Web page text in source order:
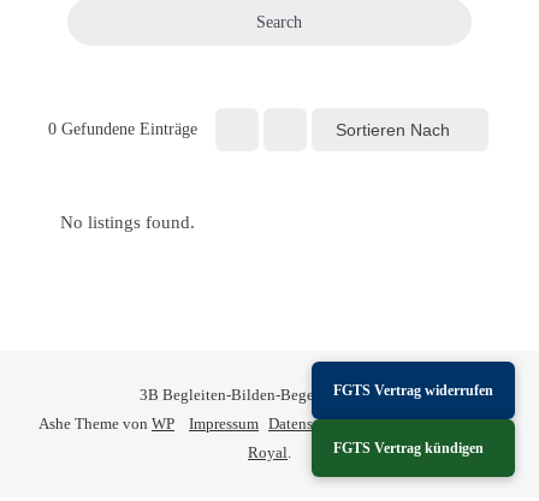
Search
0 Gefundene Einträge Sortieren Nach
No listings found.
3B Begleiten-Bilden-Begegnen © 2026
Impressum Datenschutz eGroupware Sitemap
Ashe Theme von WP
Royal.
FGTS Vertrag widerrufen
FGTS Vertrag kündigen